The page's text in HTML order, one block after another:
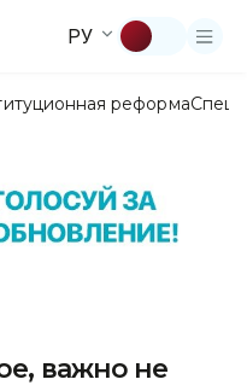
РУ
реформа
важно не